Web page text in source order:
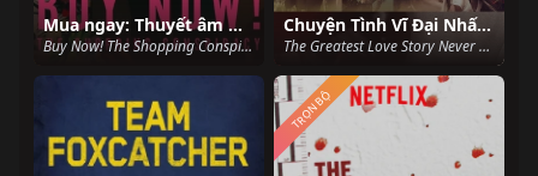
Mua ngay: Thuyết âm mưu tiêu thụ
Buy Now! The Shopping Conspiracy (2024)
Chuyện Tình Vĩ Đại Nhất Chưa Từng Kể
The Greatest Love Story Never Told (2024)
TRỌN BỘ